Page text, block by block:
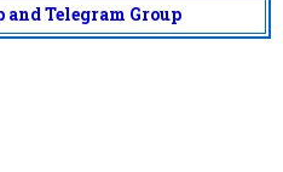
Telegram Group